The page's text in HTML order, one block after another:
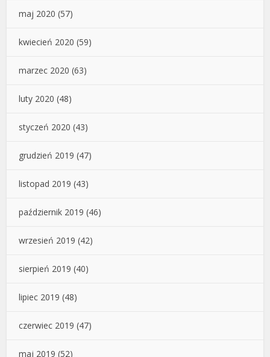
maj 2020 (57)
kwiecień 2020 (59)
marzec 2020 (63)
luty 2020 (48)
styczeń 2020 (43)
grudzień 2019 (47)
listopad 2019 (43)
październik 2019 (46)
wrzesień 2019 (42)
sierpień 2019 (40)
lipiec 2019 (48)
czerwiec 2019 (47)
maj 2019 (52)